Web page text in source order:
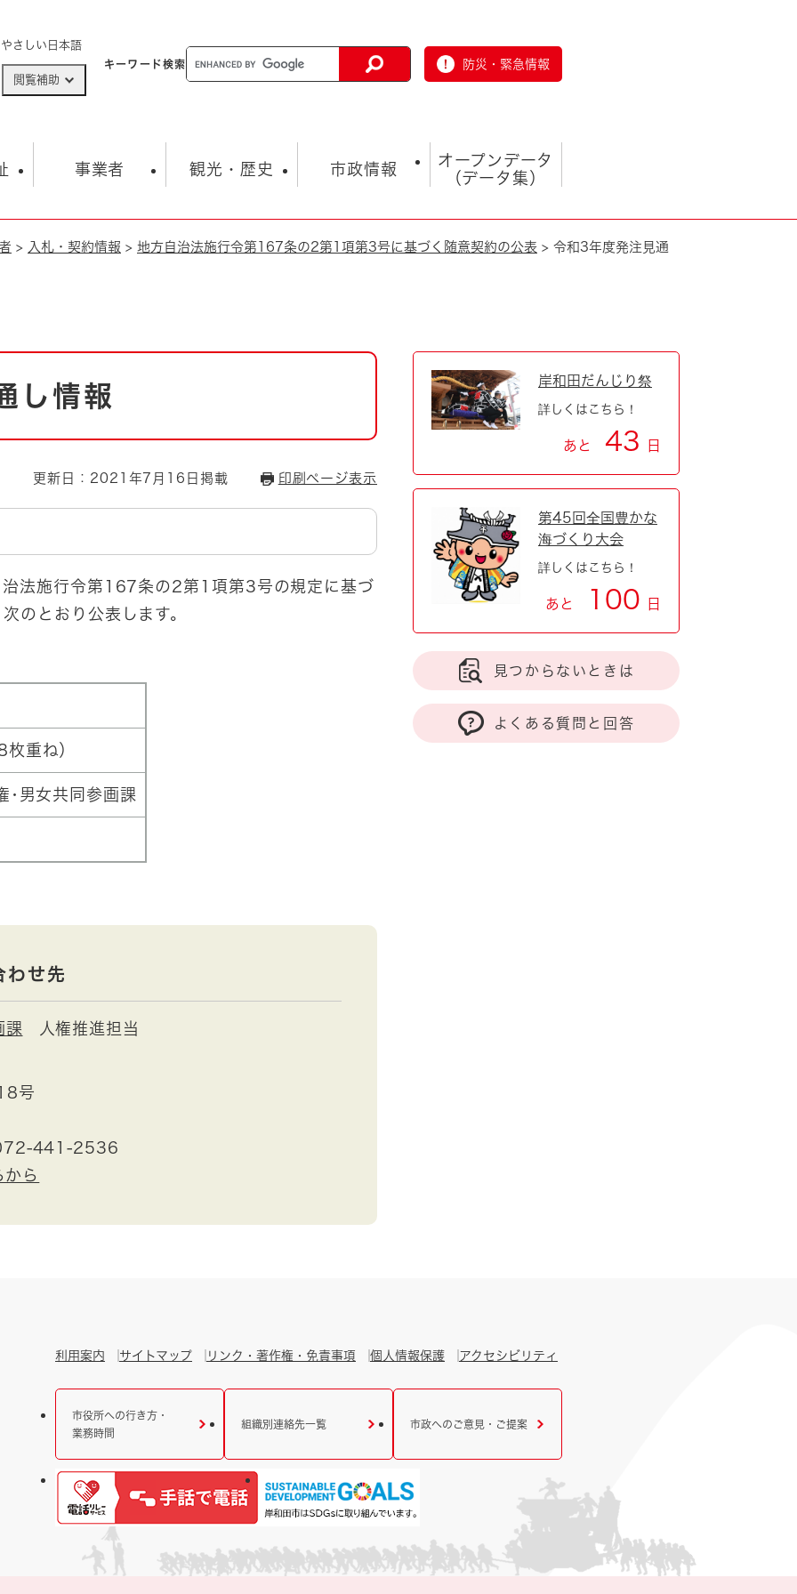
やさしい日本語
閲覧補助
キーワード検索 防災・緊急情報
子育て
康・生活 生涯学習・スポーツ
事業者
入札・契約情報 まちづくり・協働
観光・歴史
観光スポット
市政情報
市の概要 総合計画
とじる
オープンデータ
（データ集）
オープンデータ
> 入札・契約情報 > 地方自治法施行令第167条の2第1項第3号に基づく随意契約の公表 > 令和3年度発注見通
し情報
更新日：2021年7月16日掲載 印刷ページ表示
法施行令第167条の2第1項第3号の規定に基づ
のとおり公表します。
重ね）
･男女共同参画課
わせ先
課 人権推進担当
号
441-2536
から
岸和田だんじり祭
詳しくはこちら！
あと 43 日
第45回全国豊かな
海づくり大会
詳しくはこちら！
あと 100 日
見つからないときは
よくある質問と回答
利用案内 サイトマップ リンク・著作権・免責事項 個人情報保護 アクセシビリティ
市役所への行き方・
業務時間
組織別連絡先一覧 市政へのご意見・ご提案